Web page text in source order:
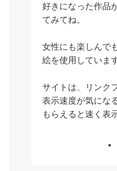
好きになった作品
てみてね。
女性にも楽しんで
絵を使用しています
サイトは、リンク
表示速度が気にな
もらえると速く表